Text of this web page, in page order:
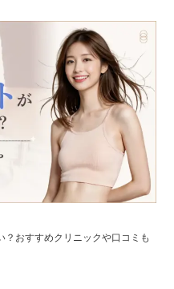
おすすめクリニックや口コミも